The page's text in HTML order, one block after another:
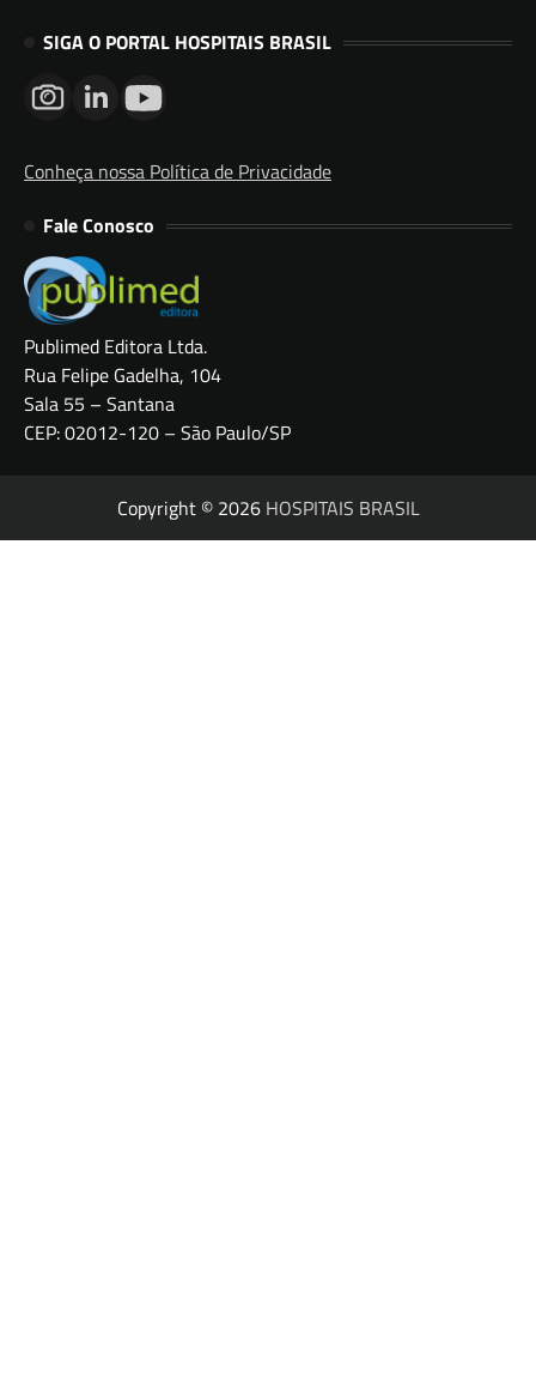
SIGA O PORTAL HOSPITAIS BRASIL
Conheça nossa Política de Privacidade
Fale Conosco
Publimed Editora Ltda.
Rua Felipe Gadelha, 104
Sala 55 – Santana
CEP: 02012-120 – São Paulo/SP
Copyright © 2026 HOSPITAIS BRASIL